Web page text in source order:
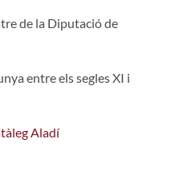
de la Diputació de
entre els segles XI i
Aladí